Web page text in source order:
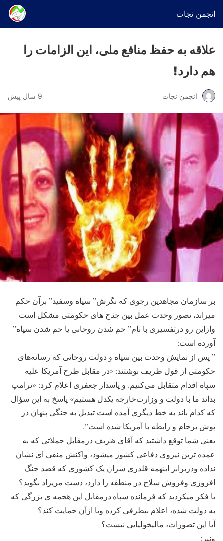
انجمن نجات
علاقه به حفظ منافع ملی، این الزامات را
هم دارد!
انجمن نجات 9 سال پیش
بر سازمان مجاهدین رجوی که نگرش” سیاه وسفید” برآن حکم
میراند، تصور وحدت عمل بین جناح های حکومتی مشکل است
وازاین رو درتفسیری با نام” خم شدن روحانی یا خم شدن سپاه”
آورده است:
” پس از نمایش وحدت بین سپاه و دولت روحانی که رسانه‌های
حکومتی از قول ظریف نوشتند: «در مقابل طرح آمریکا علیه
سپاه اقدام متقابل می‌کنیم. و پاسدار جعفری اعلام کرد: «ترامپ
بداند ما با دولت و وزارت‌خارجه یکدل هستیم» پاسخ به این سؤال
که کدام باند به خط دیگری آمده است تبدیل به جنگی پنهان در
پوش برجام و رابطه با آمریکا شده است”.
یعنی شما توقع داشتید که آقای ظریف درمقابل حملاتی که به
عمده ترین نیروی دفاعی کشور میشود، واکنش منفی ای نشان
نداده ودربرابر اینهمه قلدری سران یک کشوری که قصد جنگ
افروزی وفروش سلاح در منطقه را دارد، دست مریزاد بگوید؟
یا فکر میکردید که فرمانده سپاه درمقابل این هجمه ی بزرگی که
به دولت شده، اعلام بیطرفی کرده ویا ازآن حمایت کند؟
آیا این تصورات، مالیخولیایی نیست؟
ونیز: